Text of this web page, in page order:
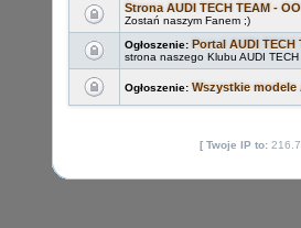
Strona AUDI TECH TEAM -
Zostań naszym Fanem ;)
Ogłoszenie: Portal AUDI TECH
strona naszego Klubu AUDI TECH
Ogłoszenie: Wszystkie modele
[ Twoje IP to: